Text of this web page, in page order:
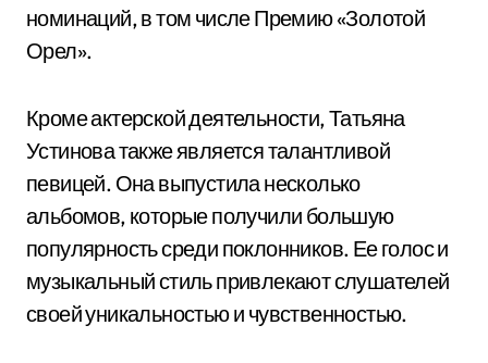
номинаций, в том числе Премию «Золотой
Орел».
Кроме актерской деятельности, Татьяна
Устинова также является талантливой
певицей. Она выпустила несколько
альбомов, которые получили большую
популярность среди поклонников. Ее голос и
музыкальный стиль привлекают слушателей
своей уникальностью и чувственностью.